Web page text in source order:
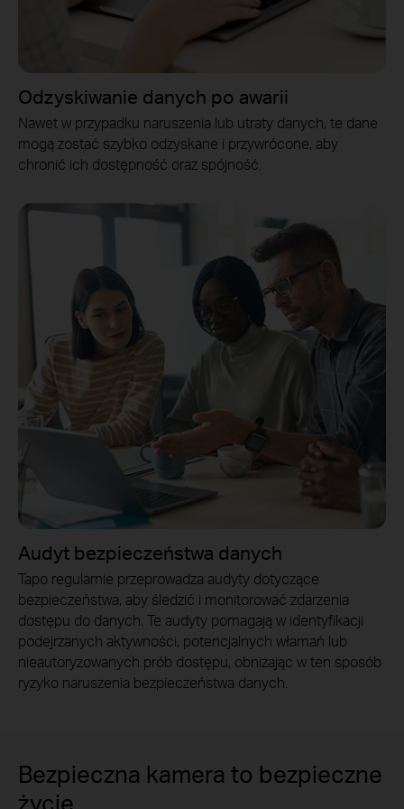
Odzyskiwanie danych po awarii
Nawet w przypadku naruszenia lub utraty danych, te dane
mogą zostać szybko odzyskane i przywrócone, aby
chronić ich dostępność oraz spójność.
Audyt bezpieczeństwa danych
Tapo regularnie przeprowadza audyty dotyczące
bezpieczeństwa, aby śledzić i monitorować zdarzenia
dostępu do danych. Te audyty pomagają w identyfikacji
podejrzanych aktywności, potencjalnych włamań lub
nieautoryzowanych prób dostępu, obniżając w ten sposób
ryzyko naruszenia bezpieczeństwa danych.
Bezpieczna kamera to bezpieczne
życie